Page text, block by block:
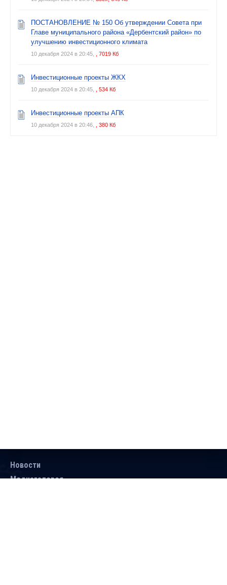
ПОСТАНОВЛЕНИЕ № 150 Об утверждении Совета при
Главе муниципального района «Дербентский район» по
улучшению инвестиционного климата
10 декабря 2024 в 20:45, , 7019 Кб
Инвестиционные проекты ЖКХ
10 декабря 2024 в 20:45, , 534 Кб
Инвестиционные проекты АПК
10 декабря 2024 в 20:46, , 380 Кб
Новости
Медиагалерея